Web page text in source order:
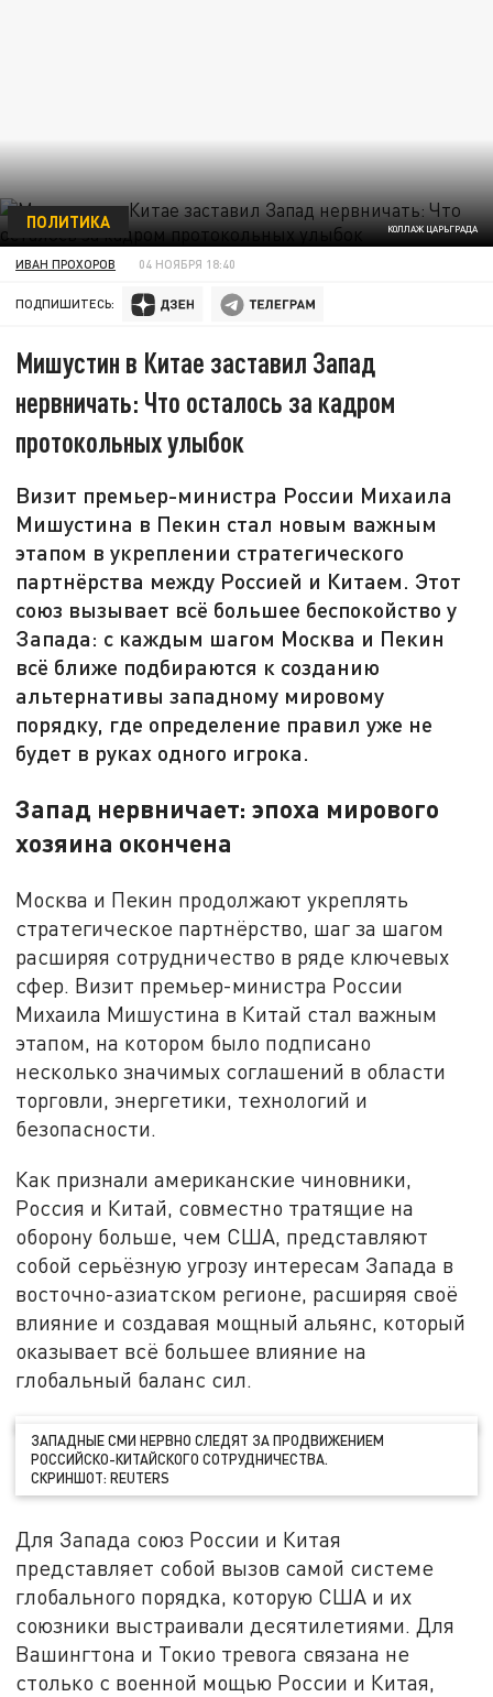
КОЛЛАЖ ЦАРЬГРАДА
ПОЛИТИКА
ИВАН ПРОХОРОВ 04 НОЯБРЯ 18:40
ПОДПИШИТЕСЬ:
Мишустин в Китае заставил Запад
нервничать: Что осталось за кадром
протокольных улыбок
Визит премьер-министра России Михаила
Мишустина в Пекин стал новым важным
этапом в укреплении стратегического
партнёрства между Россией и Китаем. Этот
союз вызывает всё большее беспокойство у
Запада: с каждым шагом Москва и Пекин
всё ближе подбираются к созданию
альтернативы западному мировому
порядку, где определение правил уже не
будет в руках одного игрока.
Запад нервничает: эпоха мирового
хозяина окончена
Москва и Пекин продолжают укреплять
стратегическое партнёрство, шаг за шагом
расширяя сотрудничество в ряде ключевых
сфер. Визит премьер-министра России
Михаила Мишустина в Китай стал важным
этапом, на котором было подписано
несколько значимых соглашений в области
торговли, энергетики, технологий и
безопасности.
Как признали американские чиновники,
Россия и Китай, совместно тратящие на
оборону больше, чем США, представляют
собой серьёзную угрозу интересам Запада в
восточно-азиатском регионе, расширяя своё
влияние и создавая мощный альянс, который
оказывает всё большее влияние на
глобальный баланс сил.
ЗАПАДНЫЕ СМИ НЕРВНО СЛЕДЯТ ЗА ПРОДВИЖЕНИЕМ
РОССИЙСКО-КИТАЙСКОГО СОТРУДНИЧЕСТВА.
СКРИНШОТ: REUTERS
Для Запада союз России и Китая
представляет собой вызов самой системе
глобального порядка, которую США и их
союзники выстраивали десятилетиями. Для
Вашингтона и Токио тревога связана не
столько с военной мощью России и Китая,